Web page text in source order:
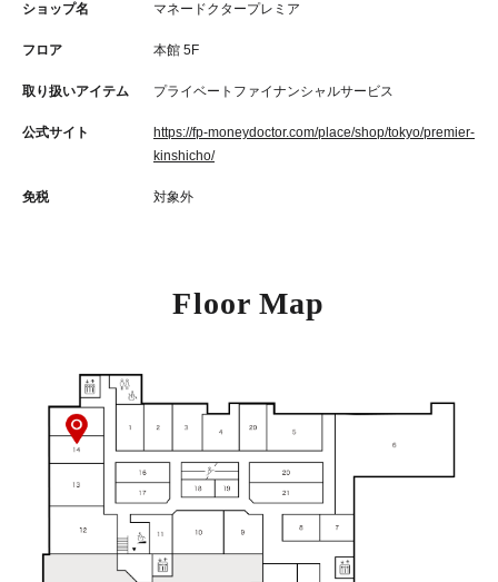
ショップ名 マネードクタープレミア
フロア 本館 5F
取り扱いアイテム プライベートファイナンシャルサービス
公式サイト
https://fp-moneydoctor.com/place/shop/tokyo/premier-
kinshicho/
免税 対象外
Floor Map